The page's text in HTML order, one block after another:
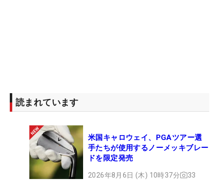
読まれています
米国キャロウェイ、PGAツアー選
手たちが使用するノーメッキブレー
ドを限定発売
2026年8月6日 (木) 10時37分 33